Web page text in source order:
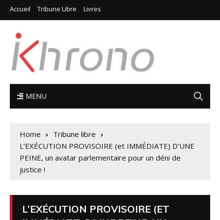
Accueil Tribune Libre Livres
MENU
Home
Tribune libre
L’EXÉCUTION PROVISOIRE (et IMMÉDIATE) D’UNE
PEINE, un avatar parlementaire pour un déni de
justice !
L’EXÉCUTION PROVISOIRE (ET